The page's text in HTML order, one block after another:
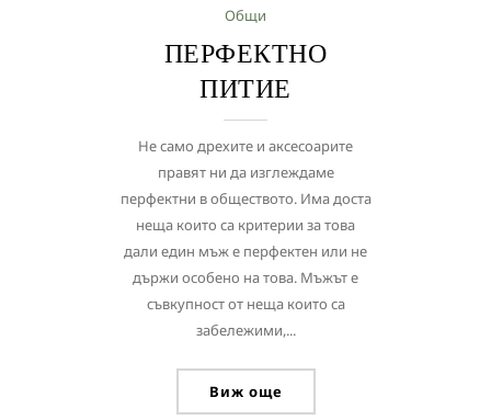
Общи
ПЕРФЕКТНО
ПИТИЕ
Не само дрехите и аксесоарите
правят ни да изглеждаме
перфектни в обществото. Има доста
неща които са критерии за това
дали един мъж е перфектен или не
държи особено на това. Мъжът е
съвкупност от неща които са
забележими,...
Виж още